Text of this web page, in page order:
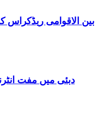
بین الاقوامی ریڈکراس
دبئی میں مفت